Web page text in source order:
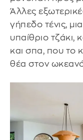
Άλλες
γήπεδο τένις,
υπαίθριο τζάκι,
και σπα, που το
θέα στον